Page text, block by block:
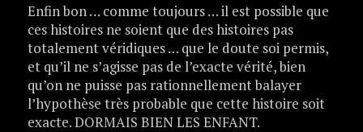
Enfin bon … comme toujours … il est possible que
ces histoires ne soient que des histoires pas
totalement véridiques … que le doute soi permis,
et qu’il ne s’agisse pas de l’exacte vérité, bien
qu’on ne puisse pas rationnellement balayer
l’hypothèse très probable que cette histoire soit
exacte. DORMAIS BIEN LES ENFANT.